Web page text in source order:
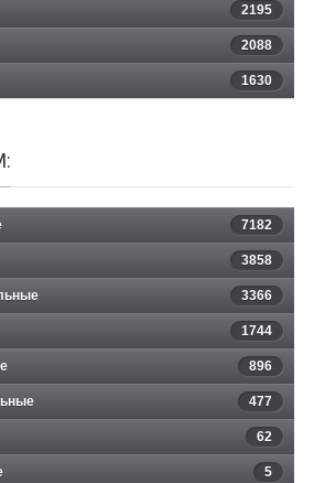
2195
2088
1630
7182
3858
3366
1744
896
477
62
5